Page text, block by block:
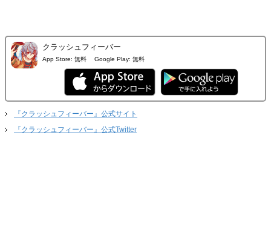
クラッシュフィーバー
App Store: 無料 Google Play: 無料
『クラッシュフィーバー』公式サイト
『クラッシュフィーバー』公式Twitter